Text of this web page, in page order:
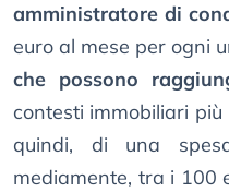
amministratore di
euro al mese per ogni
che possono
contesti immobiliari
quindi, di una
mediamente, tra i 100